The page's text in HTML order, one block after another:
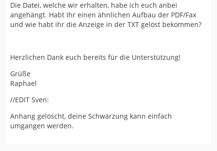
Die Datei, welche wir erhalten, habe ich euch anbei
angehängt. Habt Ihr einen ähnlichen Aufbau der PDF/Fax
und wie habt ihr die Anzeige in der TXT gelöst bekommen?
Herzlichen Dank euch bereits für die Unterstützung!
Grüße
Raphael
//EDIT Sven:
Anhang gelöscht, deine Schwärzung kann einfach
umgangen werden.